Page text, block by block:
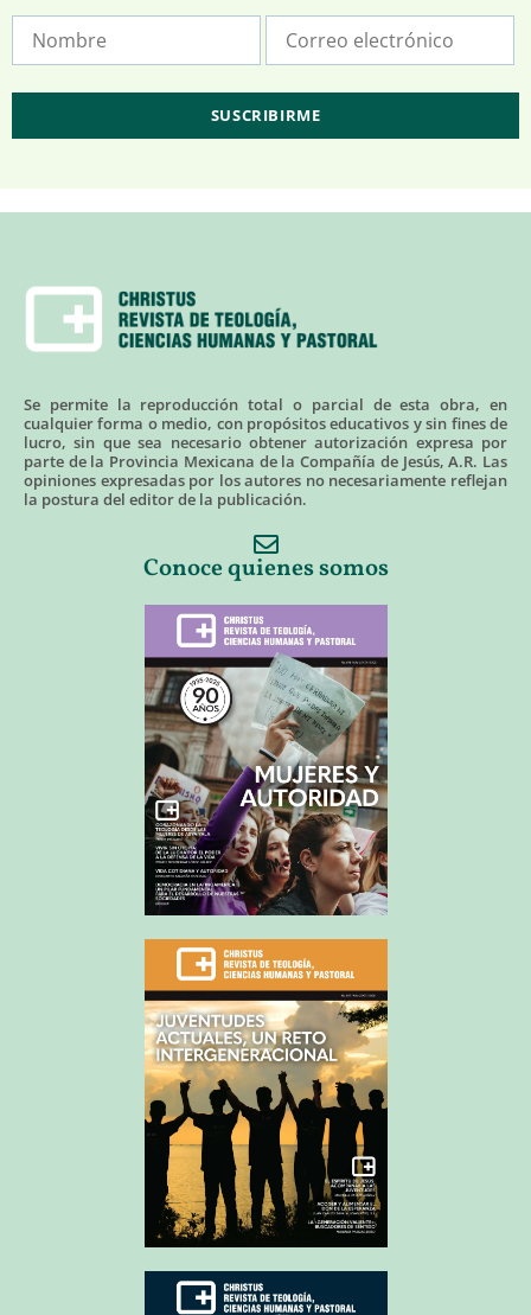
Se permite la reproducción total o parcial de esta obra, en
cualquier forma o medio, con propósitos educativos y sin fines de
lucro, sin que sea necesario obtener autorización expresa por
parte de la Provincia Mexicana de la Compañía de Jesús, A.R. Las
opiniones expresadas por los autores no necesariamente reflejan
la postura del editor de la publicación.
Conoce quienes somos